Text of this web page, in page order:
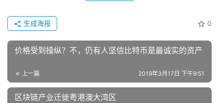
0
生成海报
价格受到操纵？不，仍有人坚信比特币是最诚实的资产
上一篇 2019年3月17日 下午9:51
区块链产业迁徙粤港澳大湾区